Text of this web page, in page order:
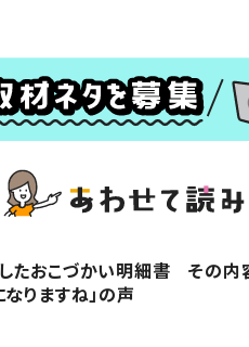
たおこづかい明細書 その内
りますね」の声